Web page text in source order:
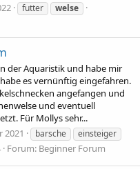
futter welse
der Aquaristik und habe mir
es vernünftig eingefahren.
angefangen und
und eventuell
Für Mollys sehr...
2021 barsche
einsteiger
Forum: Beginner Forum